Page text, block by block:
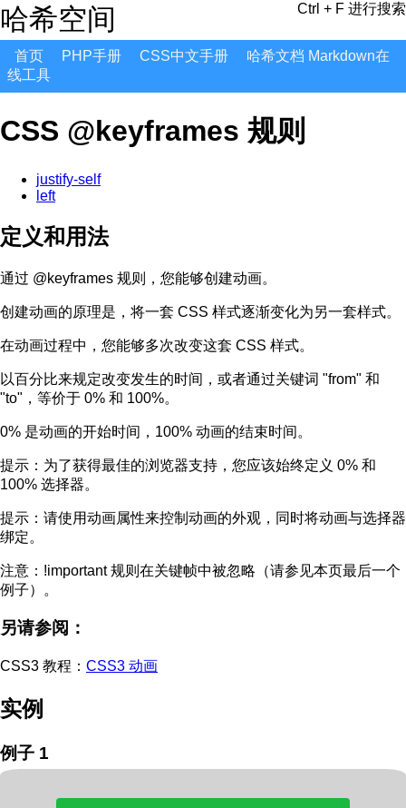
哈希空间 Ctrl + F 进行搜索
首页 PHP手册 CSS中文手册
哈希文档 Markdown在
线工具
CSS @keyframes 规则
justify-self
left
定义和用法
通过 @keyframes 规则，您能够创建动画。
创建动画的原理是，将一套 CSS 样式逐渐变化为另一套样式。
在动画过程中，您能够多次改变这套 CSS 样式。
以百分比来规定改变发生的时间，或者通过关键词 "from" 和
"to"，等价于 0% 和 100%。
0% 是动画的开始时间，100% 动画的结束时间。
提示： 为了获得最佳的浏览器支持，您应该始终定义 0% 和
100% 选择器。
提示： 请使用动画属性来控制动画的外观，同时将动画与选择器
绑定。
注意： !important 规则在关键帧中被忽略（请参见本页最后一个
例子）。
另请参阅：
CSS3 教程： CSS3 动画
实例
例子 1